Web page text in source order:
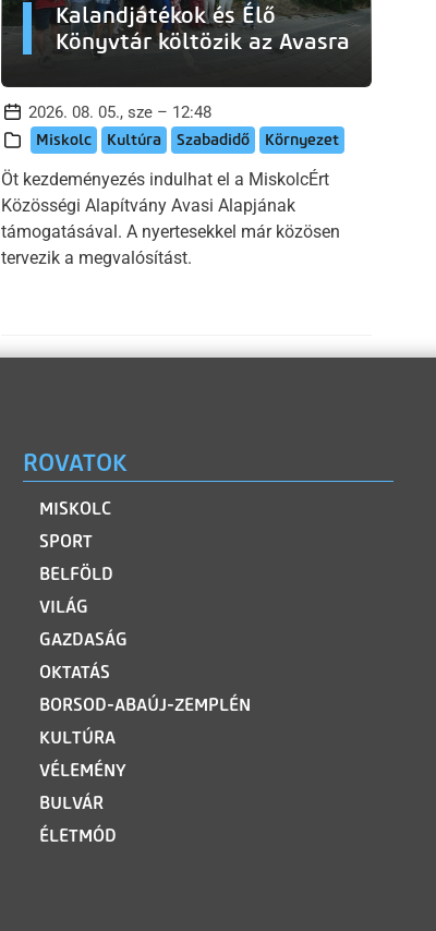
Kalandjátékok és Élő
Könyvtár költözik az Avasra
2026. 08. 05., sze – 12:48
Miskolc Kultúra Szabadidő Környezet
Öt kezdeményezés indulhat el a MiskolcÉrt
Közösségi Alapítvány Avasi Alapjának
támogatásával. A nyertesekkel már közösen
tervezik a megvalósítást.
ROVATOK
MISKOLC
SPORT
BELFÖLD
VILÁG
GAZDASÁG
OKTATÁS
BORSOD-ABAÚJ-ZEMPLÉN
KULTÚRA
VÉLEMÉNY
BULVÁR
ÉLETMÓD